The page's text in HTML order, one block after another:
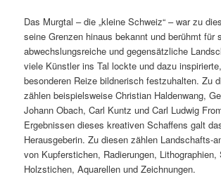
Das Murgtal – die „kleine Schweiz“ – war zu
seine Grenzen hinaus bekannt und berühmt für
abwechslungsreiche und gegensätzliche
viele Künstler ins Tal lockte und dazu
besonderen Reize bildnerisch festzuhalten. Zu
zählen beispielsweise Christian Haldenwang,
Johann Obach, Carl Kuntz und Carl Ludwig
Ergebnissen dieses kreativen Schaffens galt
Herausgeberin. Zu diesen zählen Landschafts-
von Kupferstichen, Radierungen, Lithographien,
Holzstichen, Aquarellen und Zeichnungen.